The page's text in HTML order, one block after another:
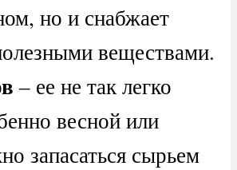
но и снабжает
веществами.
– ее не так легко
весной или
запасаться сырьем